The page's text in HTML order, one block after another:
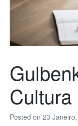
Posted on 23